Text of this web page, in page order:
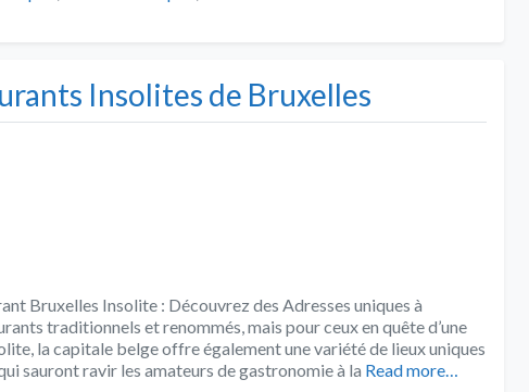
Insolites de Bruxelles
Bruxelles Insolite : Découvrez des Adresses uniques à
traditionnels et renommés, mais pour ceux en quête d’une
la capitale belge offre également une variété de lieux uniques
sauront ravir les amateurs de gastronomie à la Read more…